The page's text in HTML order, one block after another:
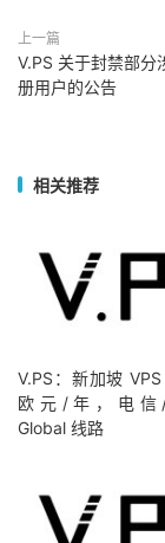
上一篇
V.PS 关于封禁部分
册用户的公告
相关推荐
V.PS：新加坡
欧元/年，电信/
Global 线路